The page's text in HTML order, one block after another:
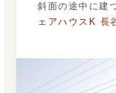
斜面の途中に建
ェアハウスK 長